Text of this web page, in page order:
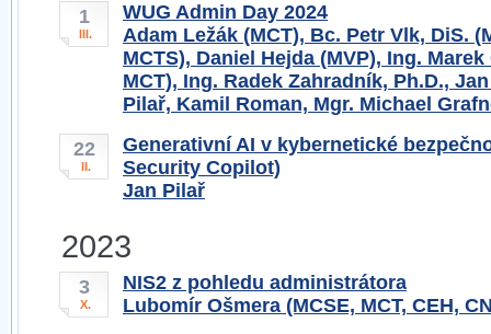
1
III.
WUG Admin Day 2024
Adam Ležák (MCT), Bc. Petr Vlk, DiS.
MCTS), Daniel Hejda (MVP), Ing. Marek
MCT), Ing. Radek Zahradník, Ph.D.,
Pilař, Kamil Roman, Mgr. Michael
22
II.
Generativní AI v kybernetické
Security Copilot)
Jan Pilař
2023
3
X.
NIS2 z pohledu administrátora
Lubomír Ošmera (MCSE, MCT, CEH,